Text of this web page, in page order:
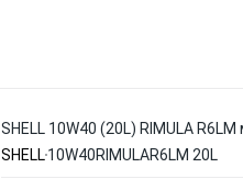
SHELL 10W40 (20L) RIMULA
SHELL10W40RIMULAR6LM 20L